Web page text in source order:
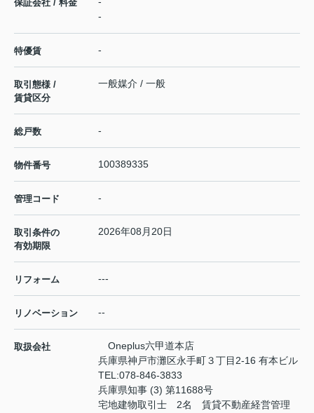
保証会社 / 料金
-
特優賃 -
取引態様 /
賃貸区分
一般媒介 / 一般
総戸数 -
物件番号 100389335
管理コード -
取引条件の
有効期限
2026年08月20日
リフォーム ---
リノベーション --
取扱会社
Oneplus六甲道本店
兵庫県神戸市灘区永手町３丁目2-16 有本ビル
TEL:078-846-3833
兵庫県知事 (3) 第11688号
宅地建物取引士 2名 賃貸不動産経営管理